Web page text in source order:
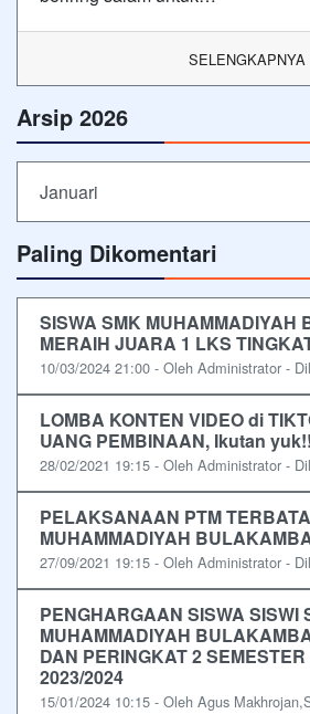
SELENGKAPNYA
Arsip 2026
Januari
Paling Dikomentari
SISWA SMK MUHAMMADIYAH
MERAIH JUARA 1 LKS
10/03/2024 21:00 - Oleh Administrator -
LOMBA KONTEN VIDEO di
UANG PEMBINAAN, Ikutan yuk!!
28/02/2021 19:15 - Oleh Administrator -
PELAKSANAAN PTM
MUHAMMADIYAH
27/09/2021 19:15 - Oleh Administrator -
PENGHARGAAN SISWA SISWI
MUHAMMADIYAH
DAN PERINGKAT 2
2023/2024
15/01/2024 10:15 - Oleh Agus